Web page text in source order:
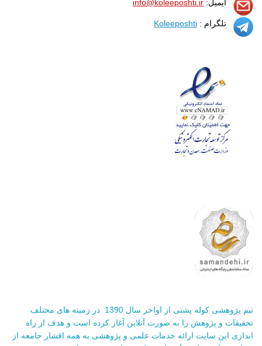
ایمیل: info@koleeposhti.ir
تلگرام : Koleeposhti
تیم پژوهشی کوله پشتی از اواخر سال 1390 در زمینه های مختلف
تحقیقات و پژوهش را به صورت آنلاین آغاز کرده است و هدف از راه
اندازی این سایت ارائه خدمات علمی و پژوهشی به همه اقشار جامعه از